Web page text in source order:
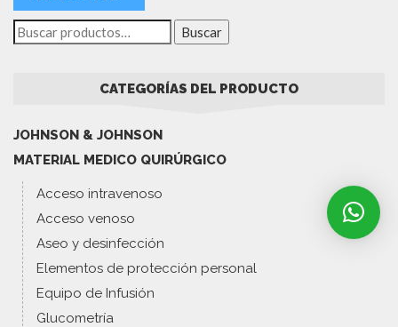
Buscar
CATEGORÍAS DEL PRODUCTO
JOHNSON & JOHNSON
MATERIAL MEDICO QUIRÚRGICO
Acceso intravenoso
Acceso venoso
Aseo y desinfección
Elementos de protección personal
Equipo de Infusión
Glucometría